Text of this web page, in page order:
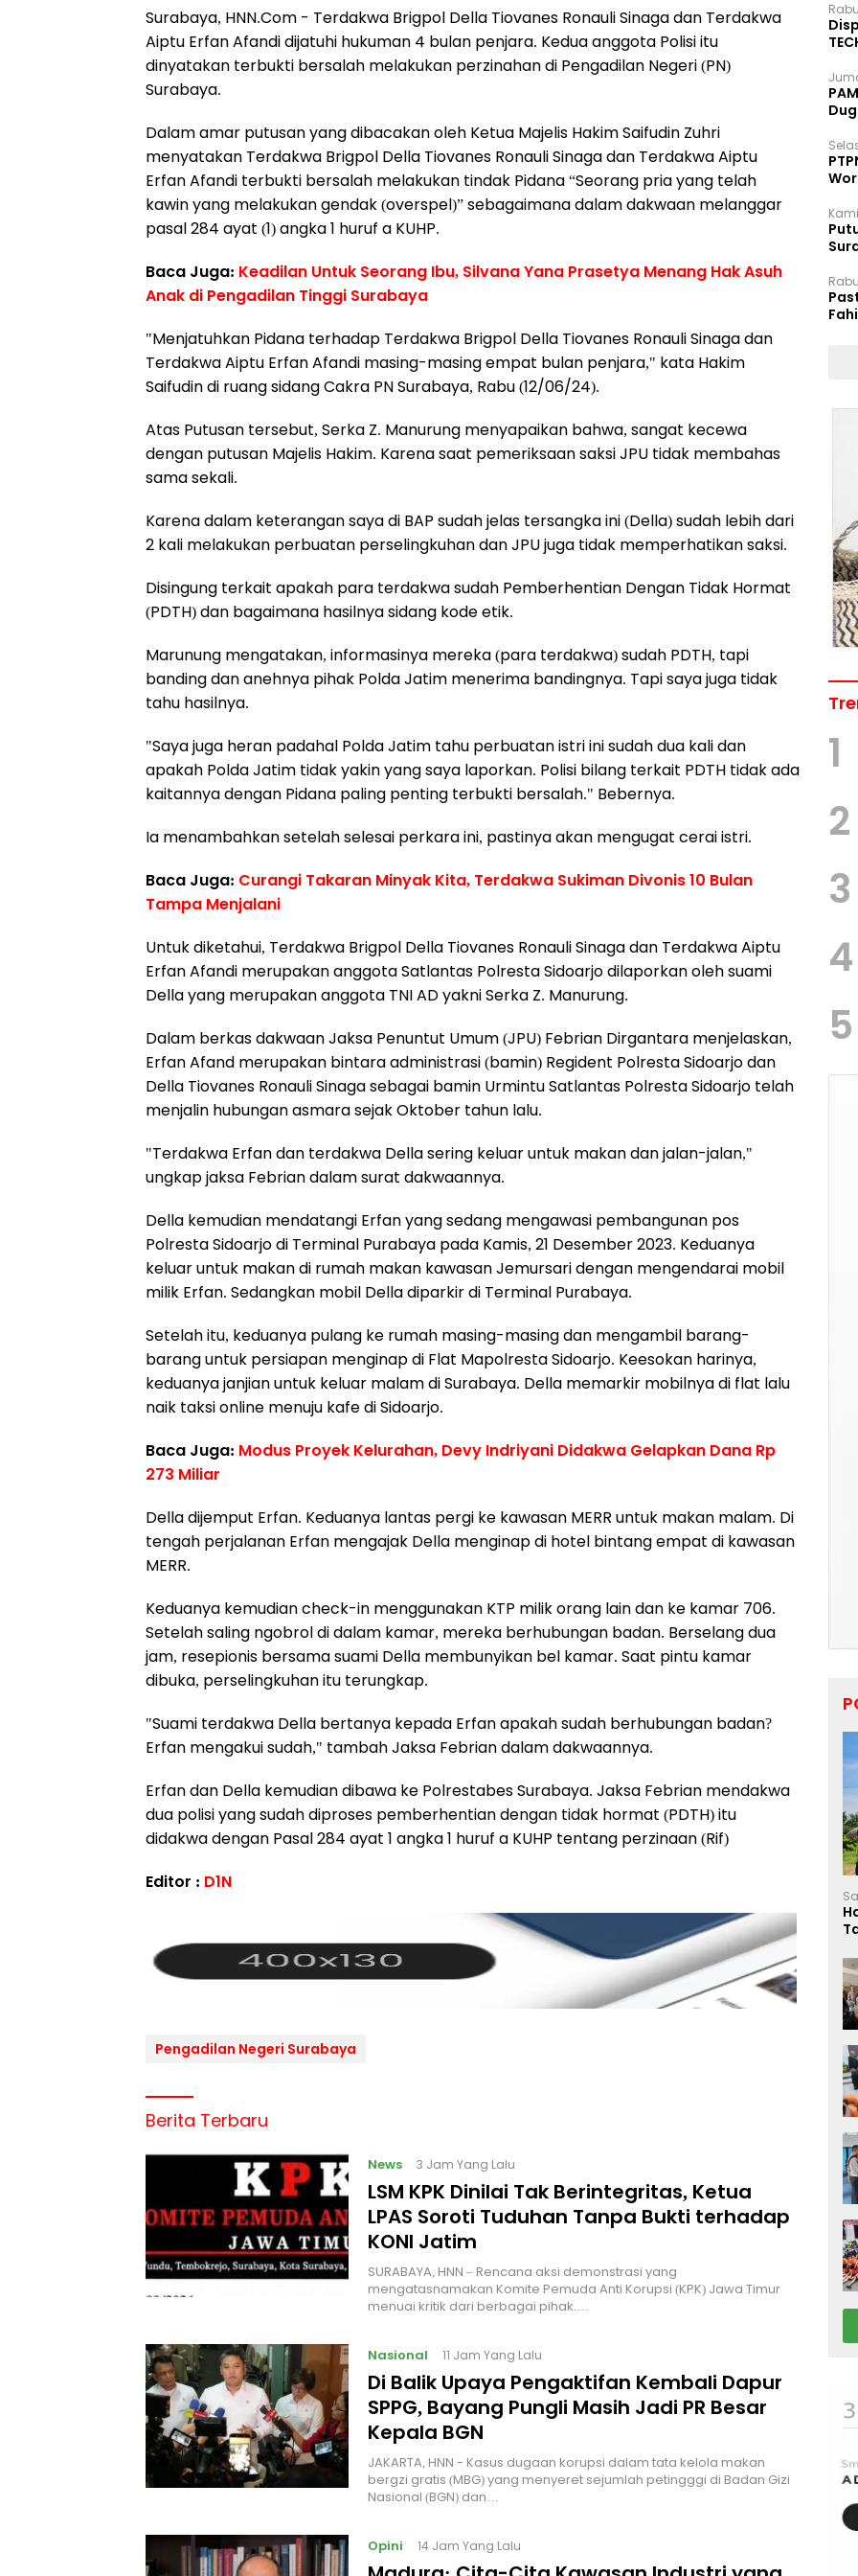
Surabaya, HNN.Com - Terdakwa Brigpol Della Tiovanes Ronauli Sinaga dan Terdakwa
Aiptu Erfan Afandi dijatuhi hukuman 4 bulan penjara. Kedua anggota Polisi itu
dinyatakan terbukti bersalah melakukan perzinahan di Pengadilan Negeri (PN)
Surabaya.
Dalam amar putusan yang dibacakan oleh Ketua Majelis Hakim Saifudin Zuhri
menyatakan Terdakwa Brigpol Della Tiovanes Ronauli Sinaga dan Terdakwa Aiptu
Erfan Afandi terbukti bersalah melakukan tindak Pidana “Seorang pria yang telah
kawin yang melakukan gendak (overspel)” sebagaimana dalam dakwaan melanggar
pasal 284 ayat (1) angka 1 huruf a KUHP.
Baca Juga: Keadilan Untuk Seorang Ibu, Silvana Yana Prasetya Menang Hak Asuh
Anak di Pengadilan Tinggi Surabaya
"Menjatuhkan Pidana terhadap Terdakwa Brigpol Della Tiovanes Ronauli Sinaga dan
Terdakwa Aiptu Erfan Afandi masing-masing empat bulan penjara," kata Hakim
Saifudin di ruang sidang Cakra PN Surabaya, Rabu (12/06/24).
Atas Putusan tersebut, Serka Z. Manurung menyapaikan bahwa, sangat kecewa
dengan putusan Majelis Hakim. Karena saat pemeriksaan saksi JPU tidak membahas
sama sekali.
Karena dalam keterangan saya di BAP sudah jelas tersangka ini (Della) sudah lebih dari
2 kali melakukan perbuatan perselingkuhan dan JPU juga tidak memperhatikan saksi.
Disingung terkait apakah para terdakwa sudah Pemberhentian Dengan Tidak Hormat
(PDTH) dan bagaimana hasilnya sidang kode etik.
Marunung mengatakan, informasinya mereka (para terdakwa) sudah PDTH, tapi
banding dan anehnya pihak Polda Jatim menerima bandingnya. Tapi saya juga tidak
tahu hasilnya.
"Saya juga heran padahal Polda Jatim tahu perbuatan istri ini sudah dua kali dan
apakah Polda Jatim tidak yakin yang saya laporkan. Polisi bilang terkait PDTH tidak ada
kaitannya dengan Pidana paling penting terbukti bersalah." Bebernya.
Ia menambahkan setelah selesai perkara ini, pastinya akan mengugat cerai istri.
Baca Juga: Curangi Takaran Minyak Kita, Terdakwa Sukiman Divonis 10 Bulan
Tampa Menjalani
Untuk diketahui, Terdakwa Brigpol Della Tiovanes Ronauli Sinaga dan Terdakwa Aiptu
Erfan Afandi merupakan anggota Satlantas Polresta Sidoarjo dilaporkan oleh suami
Della yang merupakan anggota TNI AD yakni Serka Z. Manurung.
Dalam berkas dakwaan Jaksa Penuntut Umum (JPU) Febrian Dirgantara menjelaskan,
Erfan Afand merupakan bintara administrasi (bamin) Regident Polresta Sidoarjo dan
Della Tiovanes Ronauli Sinaga sebagai bamin Urmintu Satlantas Polresta Sidoarjo telah
menjalin hubungan asmara sejak Oktober tahun lalu.
"Terdakwa Erfan dan terdakwa Della sering keluar untuk makan dan jalan-jalan,"
ungkap jaksa Febrian dalam surat dakwaannya.
Della kemudian mendatangi Erfan yang sedang mengawasi pembangunan pos
Polresta Sidoarjo di Terminal Purabaya pada Kamis, 21 Desember 2023. Keduanya
keluar untuk makan di rumah makan kawasan Jemursari dengan mengendarai mobil
milik Erfan. Sedangkan mobil Della diparkir di Terminal Purabaya.
Setelah itu, keduanya pulang ke rumah masing-masing dan mengambil barang-
barang untuk persiapan menginap di Flat Mapolresta Sidoarjo. Keesokan harinya,
keduanya janjian untuk keluar malam di Surabaya. Della memarkir mobilnya di flat lalu
naik taksi online menuju kafe di Sidoarjo.
Baca Juga: Modus Proyek Kelurahan, Devy Indriyani Didakwa Gelapkan Dana Rp
273 Miliar
Della dijemput Erfan. Keduanya lantas pergi ke kawasan MERR untuk makan malam. Di
tengah perjalanan Erfan mengajak Della menginap di hotel bintang empat di kawasan
MERR.
Keduanya kemudian check-in menggunakan KTP milik orang lain dan ke kamar 706.
Setelah saling ngobrol di dalam kamar, mereka berhubungan badan. Berselang dua
jam, resepionis bersama suami Della membunyikan bel kamar. Saat pintu kamar
dibuka, perselingkuhan itu terungkap.
"Suami terdakwa Della bertanya kepada Erfan apakah sudah berhubungan badan?
Erfan mengakui sudah," tambah Jaksa Febrian dalam dakwaannya.
Erfan dan Della kemudian dibawa ke Polrestabes Surabaya. Jaksa Febrian mendakwa
dua polisi yang sudah diproses pemberhentian dengan tidak hormat (PDTH) itu
didakwa dengan Pasal 284 ayat 1 angka 1 huruf a KUHP tentang perzinaan (Rif)
Editor : D1N
Pengadilan Negeri Surabaya
Berita Terbaru
News 3 Jam Yang Lalu
LSM KPK Dinilai Tak Berintegritas, Ketua
LPAS Soroti Tuduhan Tanpa Bukti terhadap
KONI Jatim
SURABAYA, HNN – Rencana aksi demonstrasi yang
mengatasnamakan Komite Pemuda Anti Korupsi (KPK) Jawa Timur
menuai kritik dari berbagai pihak.…
Nasional 11 Jam Yang Lalu
Di Balik Upaya Pengaktifan Kembali Dapur
SPPG, Bayang Pungli Masih Jadi PR Besar
Kepala BGN
JAKARTA, HNN - Kasus dugaan korupsi dalam tata kelola makan
bergzi gratis (MBG) yang menyeret sejumlah petingggi di Badan Gizi
Nasional (BGN) dan…
Opini 14 Jam Yang Lalu
1
2
3
4
5